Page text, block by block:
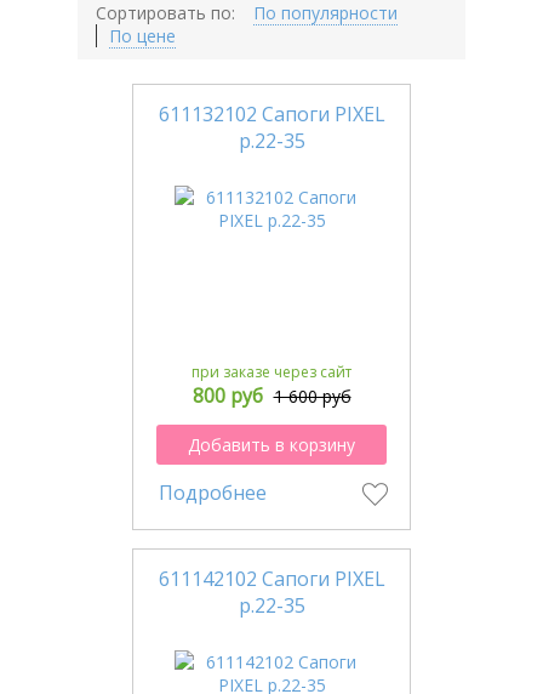
Сортировать по:
По популярности
По цене
611132102 Сапоги PIXEL
р.22-35
при заказе через сайт
800 руб 1 600 руб
Добавить в корзину
Подробнее
611142102 Сапоги PIXEL
р.22-35